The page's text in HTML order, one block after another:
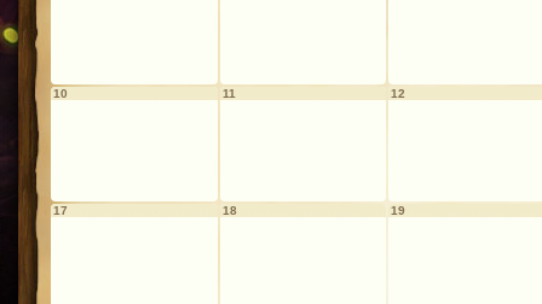
10 11 12
17 18 19